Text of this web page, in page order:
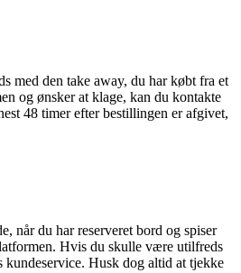
med den take away, du har købt fra et
og ønsker at klage, kan du kontakte
48 timer efter bestillingen er afgivet,
når du har reserveret bord og spiser
Hvis du skulle være utilfreds
kundeservice. Husk dog altid at tjekke